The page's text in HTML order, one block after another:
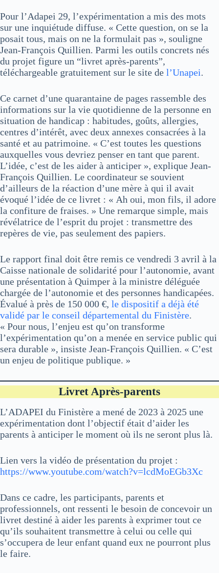
Pour l’Adapei 29, l’expérimentation a mis des mots
sur une inquiétude diffuse. « Cette question, on se la
posait tous, mais on ne la formulait pas », souligne
Jean-François Quillien. Parmi les outils concrets nés
du projet figure un “livret après-parents”,
téléchargeable gratuitement sur le site de l’Unapei.
Ce carnet d’une quarantaine de pages rassemble des
informations sur la vie quotidienne de la personne en
situation de handicap : habitudes, goûts, allergies,
centres d’intérêt, avec deux annexes consacrées à la
santé et au patrimoine. « C’est toutes les questions
auxquelles vous devriez penser en tant que parent.
L’idée, c’est de les aider à anticiper », explique Jean-
François Quillien. Le coordinateur se souvient
d’ailleurs de la réaction d’une mère à qui il avait
évoqué l’idée de ce livret : « Ah oui, mon fils, il adore
la confiture de fraises. » Une remarque simple, mais
révélatrice de l’esprit du projet : transmettre des
repères de vie, pas seulement des papiers.
Le rapport final doit être remis ce vendredi 3 avril à la
Caisse nationale de solidarité pour l’autonomie, avant
une présentation à Quimper à la ministre déléguée
chargée de l’autonomie et des personnes handicapées.
Évalué à près de 150 000 €, le dispositif a déjà été
validé par le conseil départemental du Finistère.
« Pour nous, l’enjeu est qu’on transforme
l’expérimentation qu’on a menée en service public qui
sera durable », insiste Jean-François Quillien. « C’est
un enjeu de politique publique. »
Livret Après-parents
L’ADAPEI du Finistère a mené de 2023 à 2025 une
expérimentation dont l’objectif était d’aider les
parents à anticiper le moment où ils ne seront plus là.
Lien vers la vidéo de présentation du projet :
https://www.youtube.com/watch?v=lcdMoEGb3Xc
Dans ce cadre, les participants, parents et
professionnels, ont ressenti le besoin de concevoir un
livret destiné à aider les parents à exprimer tout ce
qu’ils souhaitent transmettre à celui ou celle qui
s’occupera de leur enfant quand eux ne pourront plus
le faire.